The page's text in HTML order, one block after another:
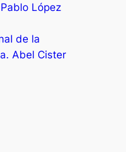
López
de la
Abel Cister